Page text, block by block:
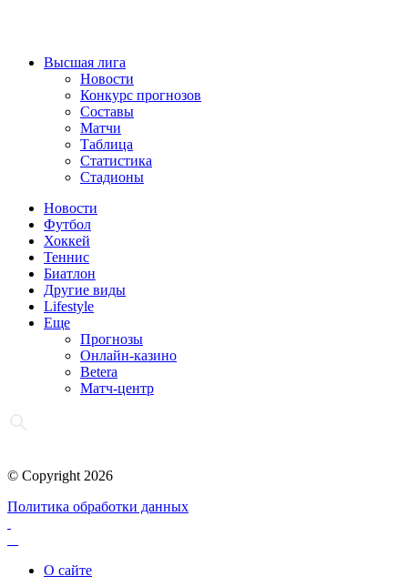
Высшая лига
Новости
Конкурс прогнозов
Составы
Матчи
Таблица
Статистика
Стадионы
Новости
Футбол
Хоккей
Теннис
Биатлон
Другие виды
Lifestyle
Еще
Прогнозы
Онлайн-казино
Betera
Матч-центр
© Copyright 2026
Политика обработки данных
О сайте